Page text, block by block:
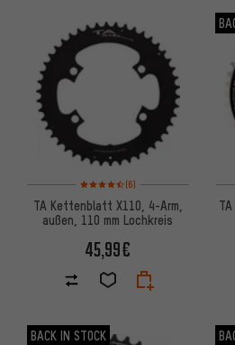
Bewertungen: 4,5 von 5
(6)
TA Kettenblatt X110, 4-Arm,
außen, 110 mm Lochkreis
45,99€
BACK IN STOCK